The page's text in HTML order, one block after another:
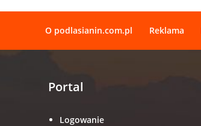
O podlasianin.com.pl Reklama
Portal
Logowanie